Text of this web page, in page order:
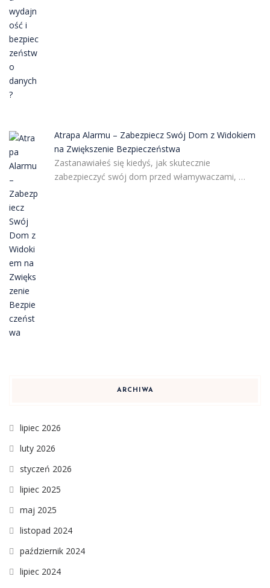
Atrapa Alarmu – Zabezpiecz Swój Dom z Widokiem
na Zwiększenie Bezpieczeństwa
Zastanawiałeś się kiedyś, jak skutecznie
zabezpieczyć swój dom przed włamywaczami, …
ARCHIWA
lipiec 2026
luty 2026
styczeń 2026
lipiec 2025
maj 2025
listopad 2024
październik 2024
lipiec 2024